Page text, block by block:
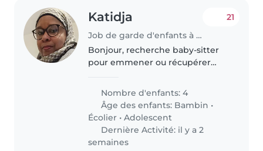
Katidja
Job de garde d'enfants à Les Mureaux
21
Bonjour, recherche baby-sitter
pour emmener ou récupérer
Pour le matin a partir de 7h et le
soir soit 17h ou 18h. Prise de
poste en octobre 2026, donc..
Nombre d'enfants: 4
Âge des enfants: Bambin •
Écolier •Adolescent
Dernière Activité: il y a 2
semaines